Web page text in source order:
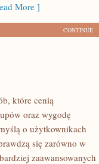
More ]
CONTINUE
które cenią
oraz wygodę
o użytkownikach
się zarówno w
zaawansowanych